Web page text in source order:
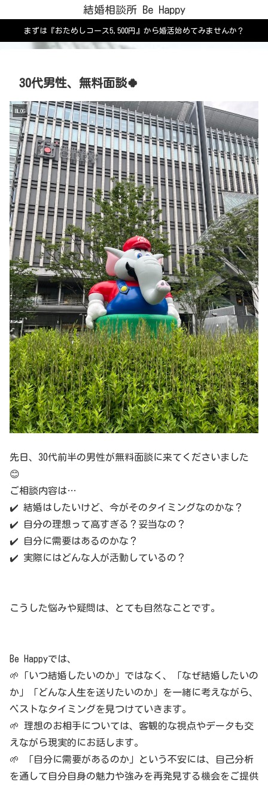
結婚相談所 Be Happy
まずは『おためしコース5,500円』から婚活始めてみませんか？
30代男性、無料面談🍀
BLOG
先日、30代前半の男性が無料面談に来てくださいました
😊
ご相談内容は…
✔️ 結婚はしたいけど、今がそのタイミングなのかな？
✔️ 自分の理想って高すぎる？妥当なの？
✔️ 自分に需要はあるのかな？
✔️ 実際にはどんな人が活動しているの？
こうした悩みや疑問は、とても自然なことです。
Be Happyでは、
🌱「いつ結婚したいのか」ではなく、「なぜ結婚したいの
か」「どんな人生を送りたいのか」を一緒に考えながら、
ベストなタイミングを見つけていきます。
🌱 理想のお相手については、客観的な視点やデータも交
えながら現実的にお話します。
🌱 「自分に需要があるのか」という不安には、自己分析
を通して自分自身の魅力や強みを再発見する機会をご提供